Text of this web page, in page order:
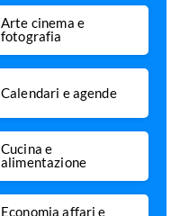
Arte cinema e
fotografia
Calendari e agende
Cucina e
alimentazione
Economia affari e